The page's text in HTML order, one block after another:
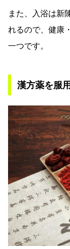
また、入浴は新
れるので、健康
一つです。
漢方薬を服